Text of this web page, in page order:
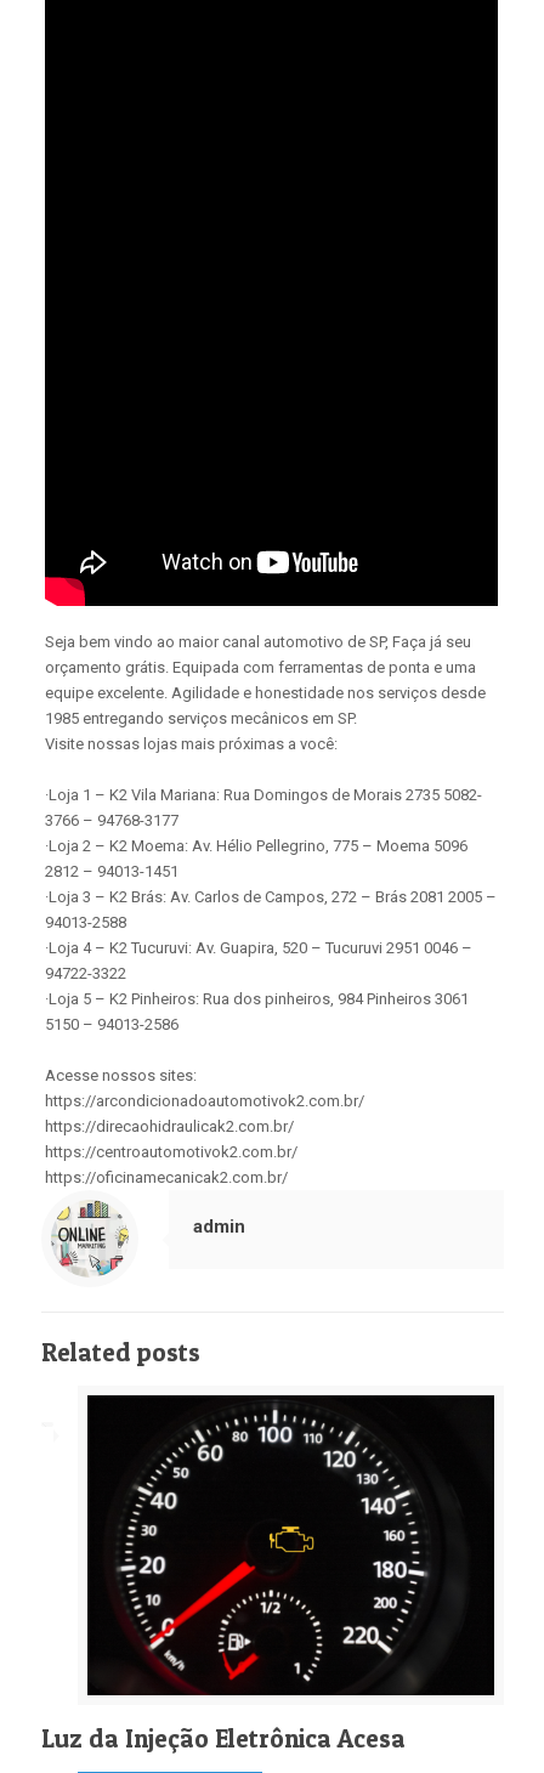
Seja bem vindo ao maior canal automotivo de SP, Faça já seu
orçamento grátis. Equipada com ferramentas de ponta e uma
equipe excelente. Agilidade e honestidade nos serviços desde
1985 entregando serviços mecânicos em SP.
Visite nossas lojas mais próximas a você:
·Loja 1 – K2 Vila Mariana: Rua Domingos de Morais 2735 5082-
3766 – 94768-3177
·Loja 2 – K2 Moema: Av. Hélio Pellegrino, 775 – Moema 5096
2812 – 94013-1451
·Loja 3 – K2 Brás: Av. Carlos de Campos, 272 – Brás 2081 2005 –
94013-2588
·Loja 4 – K2 Tucuruvi: Av. Guapira, 520 – Tucuruvi 2951 0046 –
94722-3322
·Loja 5 – K2 Pinheiros: Rua dos pinheiros, 984 Pinheiros 3061
5150 – 94013-2586
Acesse nossos sites:
https://arcondicionadoautomotivok2.com.br/
https://direcaohidraulicak2.com.br/
https://centroautomotivok2.com.br/
https://oficinamecanicak2.com.br/
admin
Related posts
Luz da Injeção Eletrônica Acesa